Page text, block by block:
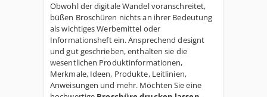
Obwohl der digitale Wandel voranschreitet,
büßen Broschüren nichts an ihrer Bedeutung
als wichtiges Werbemittel oder
Informationsheft ein. Ansprechend designt
und gut geschrieben, enthalten sie die
wesentlichen Produktinformationen,
Merkmale, Ideen, Produkte, Leitlinien,
Anweisungen und mehr. Möchten Sie eine